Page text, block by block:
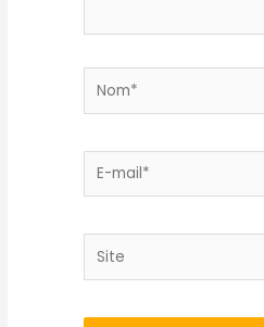
Nom*
E-
mail*
Site